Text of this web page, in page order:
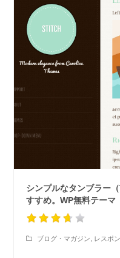
シンプルなタンブラー
すすめ。WP無料テーマ
ブログ・マガジン レスポ